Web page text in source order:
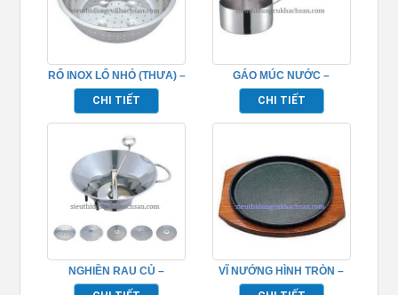
RỔ INOX LỔ NHỎ (THƯA) –
TP696055
CHI TIẾT
GÁO MÚC NƯỚC –
TP696084
CHI TIẾT
NGHIỀN RAU CỦ –
TP696089
VĨ NƯỚNG HÌNH TRÒN –
TP696063